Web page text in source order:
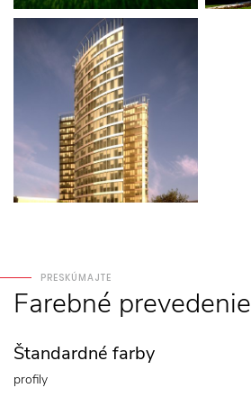
PRESKÚMAJTE
Farebné prevedenie
Štandardné farby
profily